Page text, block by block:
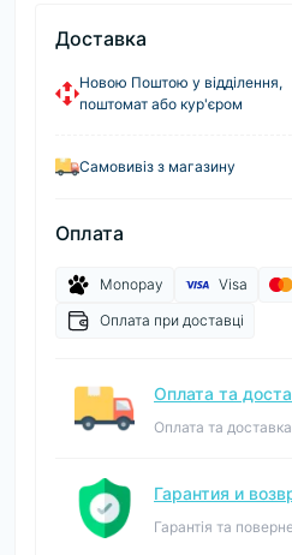
Доставка
Новою Поштою у відділення,
поштомат або кур'єром
Самовивіз з магазину
Оплата
Monopay Visa
Оплата при доставці
Оплата та
Оплата та доставка
Гарантия и
Гарантія та